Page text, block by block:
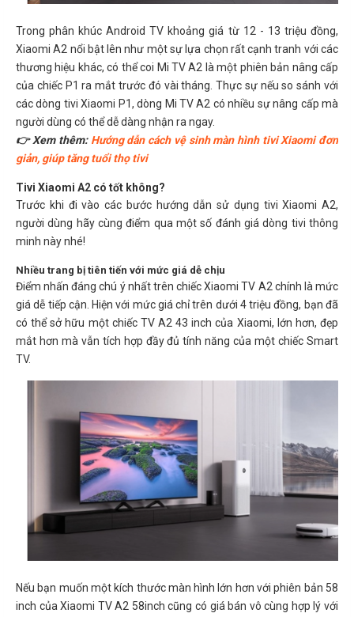
Trong phân khúc Android TV khoảng giá từ 12 - 13 triệu đồng,
Xiaomi A2 nổi bật lên như một sự lựa chọn rất cạnh tranh với các
thương hiệu khác, có thể coi Mi TV A2 là một phiên bản nâng cấp
của chiếc P1 ra mắt trước đó vài tháng. Thực sự nếu so sánh với
các dòng tivi Xiaomi P1, dòng Mi TV A2 có nhiều sự nâng cấp mà
người dùng có thể dễ dàng nhận ra ngay.
👉 Xem thêm: Hướng dẫn cách vệ sinh màn hình tivi Xiaomi đơn
giản, giúp tăng tuổi thọ tivi
Tivi Xiaomi A2 có tốt không?
Trước khi đi vào các bước hướng dẫn sử dụng tivi Xiaomi A2,
người dùng hãy cùng điểm qua một số đánh giá dòng tivi thông
minh này nhé!
Nhiều trang bị tiên tiến với mức giá dễ chịu
Điểm nhấn đáng chú ý nhất trên chiếc Xiaomi TV A2 chính là mức
giá dễ tiếp cận. Hiện với mức giá chỉ trên dưới 4 triệu đồng, bạn đã
có thể sở hữu một chiếc TV A2 43 inch của Xiaomi, lớn hơn, đẹp
mắt hơn mà vẫn tích hợp đầy đủ tính năng của một chiếc Smart
TV.
Nếu bạn muốn một kích thước màn hình lớn hơn với phiên bản 58
inch của Xiaomi TV A2 58inch cũng có giá bán vô cùng hợp lý với